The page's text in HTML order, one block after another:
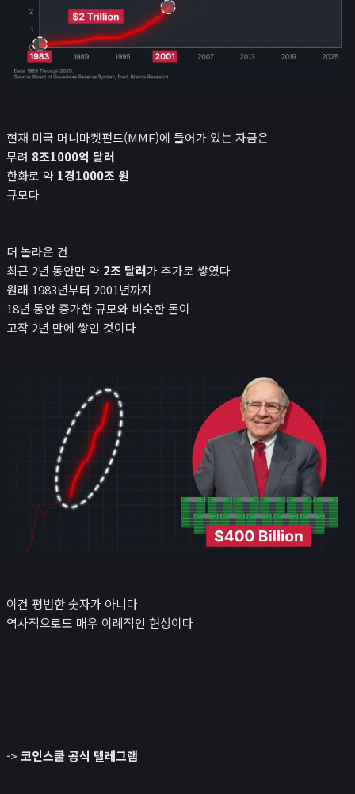
현재 미국 머니마켓펀드(MMF)에 들어가 있는 자금은
무려 8조1000억 달러
한화로 약 1경1000조 원
규모다
더 놀라운 건
최근 2년 동안만 약 2조 달러가 추가로 쌓였다
원래 1983년부터 2001년까지
18년 동안 증가한 규모와 비슷한 돈이
고작 2년 만에 쌓인 것이다
이건 평범한 숫자가 아니다
역사적으로도 매우 이례적인 현상이다
-> 코인스쿨 공식 텔레그램